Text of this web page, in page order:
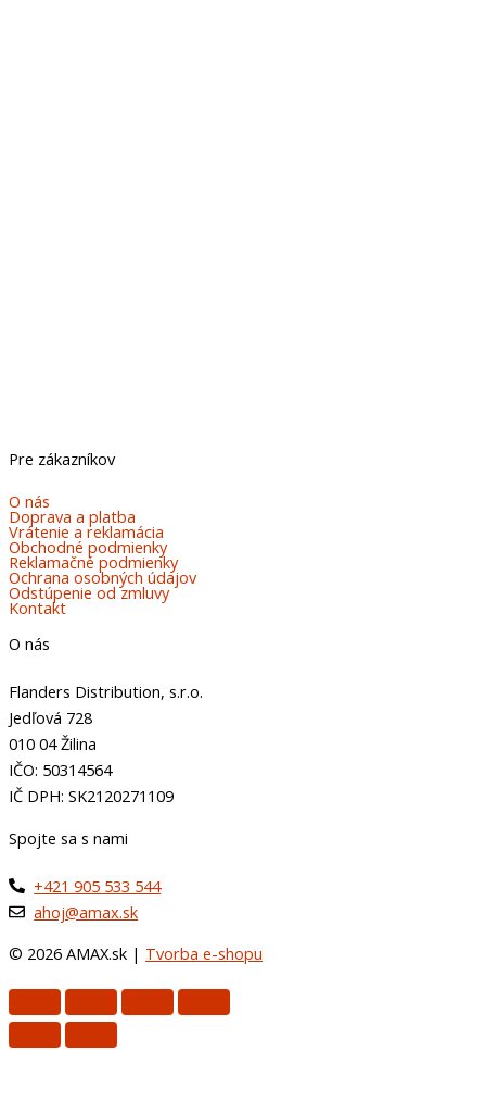
Pre zákazníkov
O nás
Doprava a platba
Vrátenie a reklamácia
Obchodné podmienky
Reklamačné podmienky
Ochrana osobných údajov
Odstúpenie od zmluvy
Kontakt
O nás
Flanders Distribution, s.r.o.
Jedľová 728
010 04 Žilina
IČO: 50314564
IČ DPH: SK2120271109
Spojte sa s nami
+421 905 533 544
ahoj@amax.sk
© 2026 AMAX.sk | Tvorba e-shopu